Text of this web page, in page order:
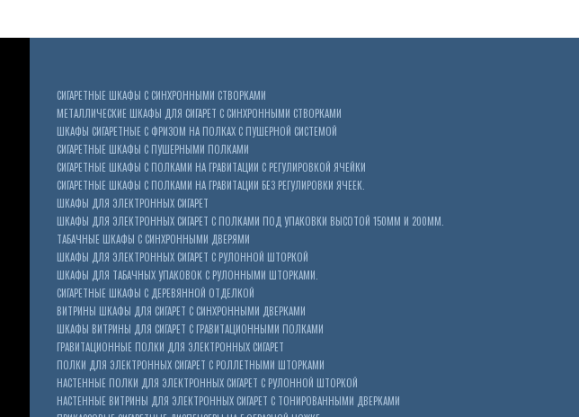
СИГАРЕТНЫЕ ШКАФЫ С СИНХРОННЫМИ СТВОРКАМИ
МЕТАЛЛИЧЕСКИЕ ШКАФЫ ДЛЯ СИГАРЕТ С СИНХРОННЫМИ СТВОРКАМИ
ШКАФЫ СИГАРЕТНЫЕ С ФРИЗОМ НА ПОЛКАХ С ПУШЕРНОЙ СИСТЕМОЙ
СИГАРЕТНЫЕ ШКАФЫ С ПУШЕРНЫМИ ПОЛКАМИ
СИГАРЕТНЫЕ ШКАФЫ С ПОЛКАМИ НА ГРАВИТАЦИИ С РЕГУЛИРОВКОЙ ЯЧЕЙКИ
СИГАРЕТНЫЕ ШКАФЫ С ПОЛКАМИ НА ГРАВИТАЦИИ БЕЗ РЕГУЛИРОВКИ ЯЧЕЕК.
ШКАФЫ ДЛЯ ЭЛЕКТРОННЫХ СИГАРЕТ
ШКАФЫ ДЛЯ ЭЛЕКТРОННЫХ СИГАРЕТ С ПОЛКАМИ ПОД УПАКОВКИ ВЫСОТОЙ 150ММ И 200ММ.
ТАБАЧНЫЕ ШКАФЫ С СИНХРОННЫМИ ДВЕРЯМИ
ШКАФЫ ДЛЯ ЭЛЕКТРОННЫХ СИГАРЕТ С РУЛОННОЙ ШТОРКОЙ
ШКАФЫ ДЛЯ ТАБАЧНЫХ УПАКОВОК С РУЛОННЫМИ ШТОРКАМИ.
СИГАРЕТНЫЕ ШКАФЫ С ДЕРЕВЯННОЙ ОТДЕЛКОЙ
ВИТРИНЫ ШКАФЫ ДЛЯ СИГАРЕТ С СИНХРОННЫМИ ДВЕРКАМИ
ШКАФЫ ВИТРИНЫ ДЛЯ СИГАРЕТ С ГРАВИТАЦИОННЫМИ ПОЛКАМИ
ГРАВИТАЦИОННЫЕ ПОЛКИ ДЛЯ ЭЛЕКТРОННЫХ СИГАРЕТ
ПОЛКИ ДЛЯ ЭЛЕКТРОННЫХ СИГАРЕТ С РОЛЛЕТНЫМИ ШТОРКАМИ
НАСТЕННЫЕ ПОЛКИ ДЛЯ ЭЛЕКТРОННЫХ СИГАРЕТ С РУЛОННОЙ ШТОРКОЙ
НАСТЕННЫЕ ВИТРИНЫ ДЛЯ ЭЛЕКТРОННЫХ СИГАРЕТ С ТОНИРОВАННЫМИ ДВЕРКАМИ